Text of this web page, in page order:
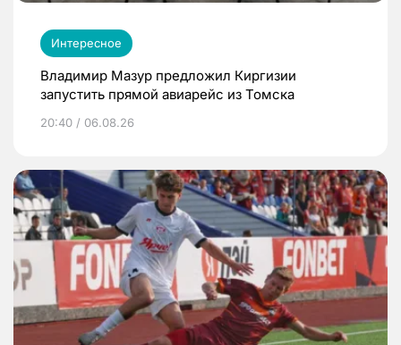
Интересное
Владимир Мазур предложил Киргизии
запустить прямой авиарейс из Томска
20:40 / 06.08.26